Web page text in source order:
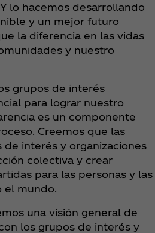
lo hacemos desarrollando
y un mejor futuro
la diferencia en las vidas
y nuestro
grupos de interés
para lograr nuestro
es un componente
Creemos que las
de interés y organizaciones
colectiva y crear
para las personas y las
el mundo.
una visión general de
los grupos de interés y